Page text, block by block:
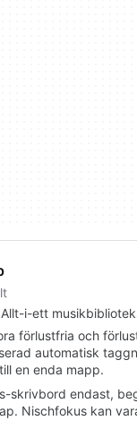
i-ett
förlustfria och
automatisk
en enda mapp.
skrivbord endast,
Nischfokus kan